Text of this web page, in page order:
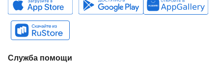
Служба помощи